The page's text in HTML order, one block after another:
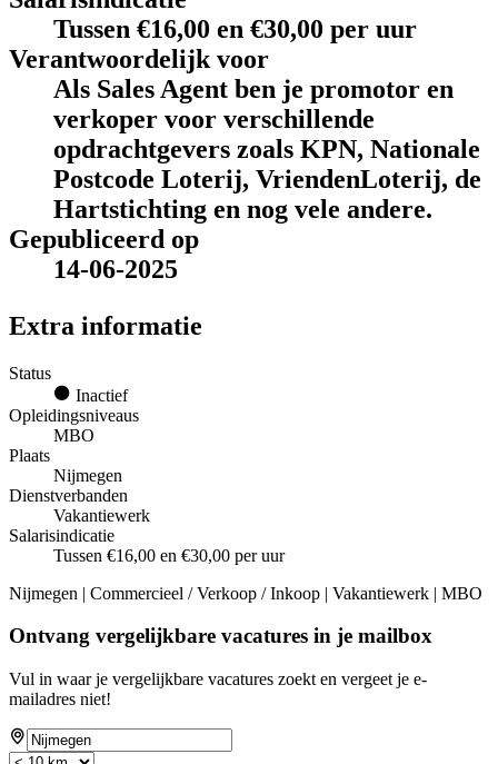
Tussen €16,00 en €30,00 per uur
Verantwoordelijk voor
Als Sales Agent ben je promotor en
verkoper voor verschillende
opdrachtgevers zoals KPN, Nationale
Postcode Loterij, VriendenLoterij, de
Hartstichting en nog vele andere.
Gepubliceerd op
14-06-2025
Extra informatie
Status
Inactief
Opleidingsniveaus
MBO
Plaats
Nijmegen
Dienstverbanden
Vakantiewerk
Salarisindicatie
Tussen €16,00 en €30,00 per uur
Nijmegen | Commercieel / Verkoop / Inkoop | Vakantiewerk | MBO
Ontvang vergelijkbare vacatures in je mailbox
Vul in waar je vergelijkbare vacatures zoekt en vergeet je e-
mailadres niet!